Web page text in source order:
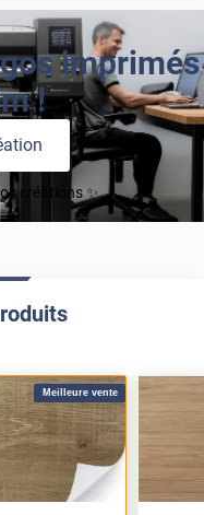
imprimés
!
créations ✨
Meilleure vente